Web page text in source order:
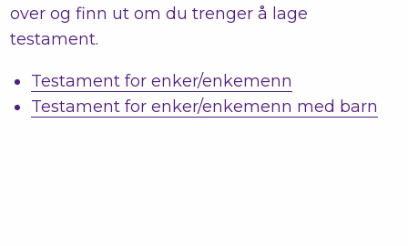
over og finn ut om du trenger å lage
testament.
Testament for enker/enkemenn
Testament for enker/enkemenn med barn